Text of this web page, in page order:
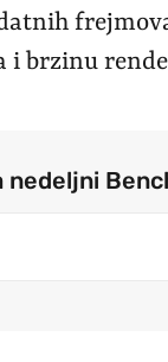
i brzinu
nedeljni